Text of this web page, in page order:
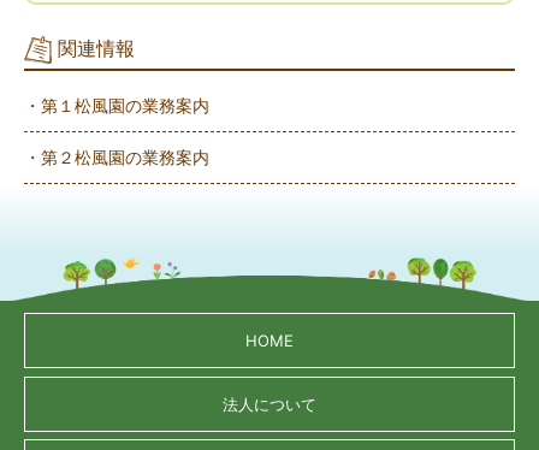
関連情報
・第１松風園の業務案内
・第２松風園の業務案内
HOME
法人について